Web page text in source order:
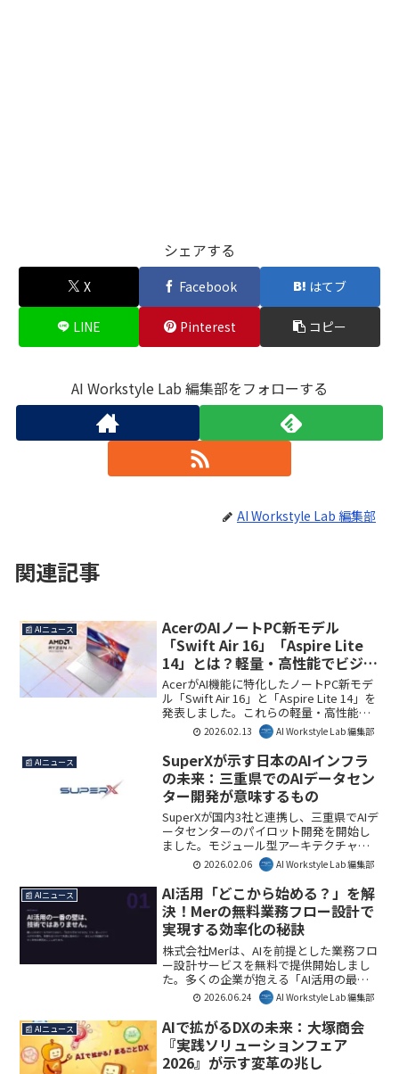
シェアする
X Facebook はてブ
LINE Pinterest コピー
AI Workstyle Lab 編集部をフォローする
AI Workstyle Lab 編集部
関連記事
📰 AIニュース
AcerのAIノートPC新モデル
「Swift Air 16」「Aspire Lite
14」とは？軽量・高性能でビジネ
ス活用を解説
AcerがAI機能に特化したノートPC新モデ
ル「Swift Air 16」と「Aspire Lite 14」を
発表しました。これらの軽量・高性能モ
デルは、ビジネスやクリエイティブ作業
におけるAI活用を加速させ、生産性向上
に大きく貢献するでしょう。AI Workstyle
Lab編集部としては、新たな働き方を支援
するデバイスとして注目しています。
2026.02.13 AI Workstyle Lab 編集部
📰 AIニュース
SuperXが示す日本のAIインフラ
の未来：三重県でのAIデータセン
ター開発が意味するもの
SuperXが国内3社と連携し、三重県でAIデ
ータセンターのパイロット開発を開始し
ました。モジュール型アーキテクチャの
導入により、日本のAIインフラ整備を加
速し、急速なAI需要に対応する重要な一
歩となります。本記事ではその要点を解
説します。
2026.02.06 AI Workstyle Lab 編集部
📰 AIニュース
AI活用「どこから始める？」を解
決！Merの無料業務フロー設計で
実現する効率化の秘訣
株式会社Merは、AIを前提とした業務フロ
ー設計サービスを無料で提供開始しまし
た。多くの企業が抱える「AI活用の最初
の一歩」という課題を解消し、効率的な
業務再設計をリスクなく進められます。
本サービスは、As-Is/To-Be整理からツー
ル選定、費用見積もりまでを網羅し、企
業がAIと「働く」組織へと変革する手助
けとなります。
2026.06.24 AI Workstyle Lab 編集部
📰 AIニュース
AIで拡がるDXの未来：大塚商会
『実践ソリューションフェア
2026』が示す変革の兆し